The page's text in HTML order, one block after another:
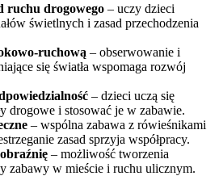
ruchu drogowego – uczy dzieci
świetlnych i zasad przechodzenia
ruchową – obserwowanie i
się światła wspomaga rozwój
– dzieci uczą się
drogowe i stosować je w zabawie.
– wspólna zabawa z rówieśnikami
zasad sprzyja współpracy.
– możliwość tworzenia
zabawy w mieście i ruchu ulicznym.